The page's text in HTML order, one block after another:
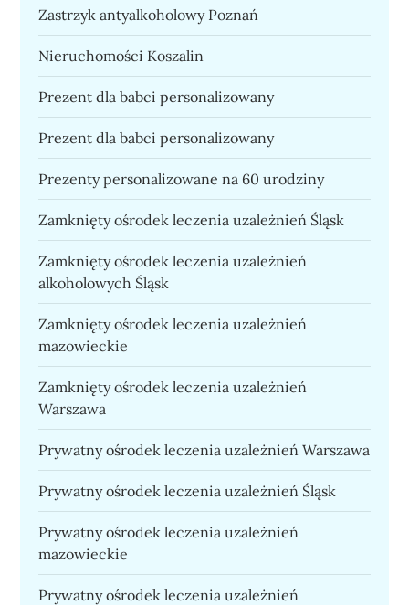
Zastrzyk antyalkoholowy Poznań
Nieruchomości Koszalin
Prezent dla babci personalizowany
Prezent dla babci personalizowany
Prezenty personalizowane na 60 urodziny
Zamknięty ośrodek leczenia uzależnień Śląsk
Zamknięty ośrodek leczenia uzależnień
alkoholowych Śląsk
Zamknięty ośrodek leczenia uzależnień
mazowieckie
Zamknięty ośrodek leczenia uzależnień
Warszawa
Prywatny ośrodek leczenia uzależnień Warszawa
Prywatny ośrodek leczenia uzależnień Śląsk
Prywatny ośrodek leczenia uzależnień
mazowieckie
Prywatny ośrodek leczenia uzależnień